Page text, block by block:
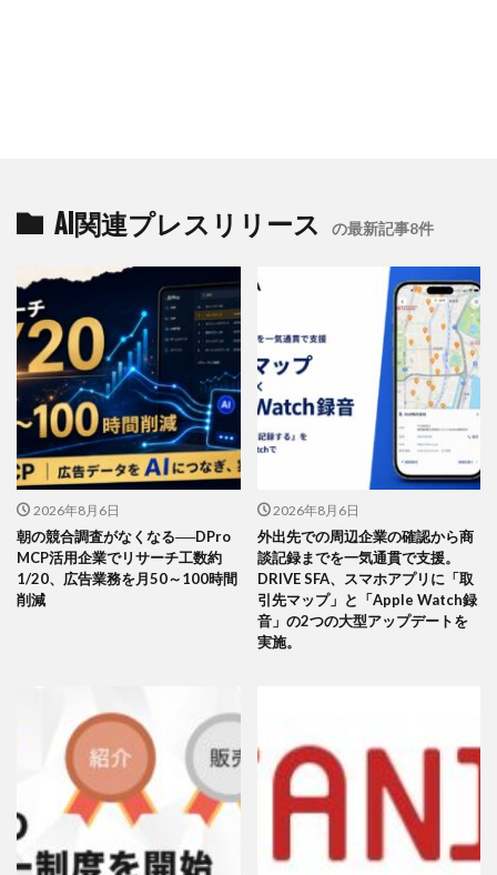
AI関連プレスリリース の最新記事8件
2026年8月6日
朝の競合調査がなくなる──DPro
MCP活用企業でリサーチ工数約
1/20、広告業務を月50～100時間
削減
2026年8月6日
外出先での周辺企業の確認から商
談記録までを一気通貫で支援。
DRIVE SFA、スマホアプリに「取
引先マップ」と「Apple Watch録
音」の2つの大型アップデートを
実施。